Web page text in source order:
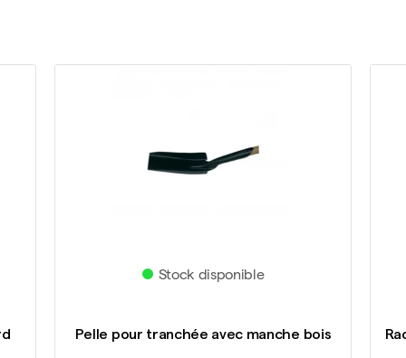
Stock disponible
Pelle pour tranchée avec manche bois